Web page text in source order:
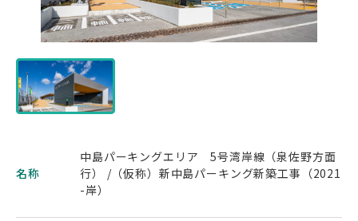
名称
中島パーキングエリア 5号湾岸線（泉佐野方面
行） /（仮称）新中島パーキング新築工事（2021
-岸）